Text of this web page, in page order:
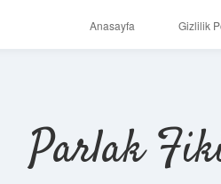
Anasayfa Gizlilik
Parlak